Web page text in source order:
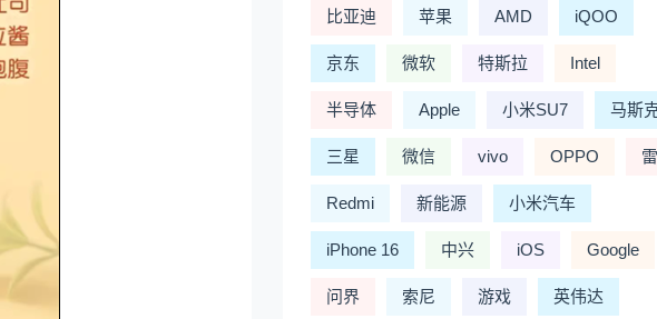
比亚迪 苹果 AMD iQOO
京东 微软 特斯拉 Intel
半导体 Apple 小米SU7 马斯
三星 微信 vivo OPPO
Redmi 新能源 小米汽车
iPhone 16 中兴 iOS Google
问界 索尼 游戏 英伟达